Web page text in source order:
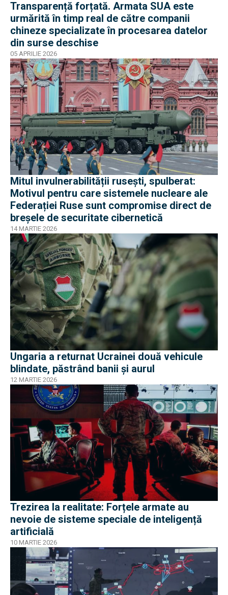
Transparență forțată. Armata SUA este
urmărită în timp real de către companii
chineze specializate în procesarea datelor
din surse deschise
05 APRILIE 2026
Mitul invulnerabilității rusești, spulberat:
Motivul pentru care sistemele nucleare ale
Federației Ruse sunt compromise direct de
breșele de securitate cibernetică
14 MARTIE 2026
Ungaria a returnat Ucrainei două vehicule
blindate, păstrând banii și aurul
12 MARTIE 2026
Trezirea la realitate: Forțele armate au
nevoie de sisteme speciale de inteligență
artificială
10 MARTIE 2026